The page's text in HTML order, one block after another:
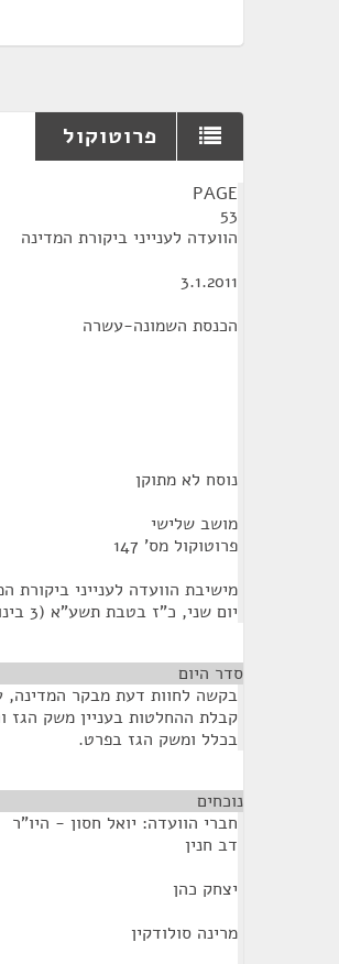
פרוטוקול
PAGE
53
הוועדה לענייני ביקורת המדינה
3.1.2011
הכנסת השמונה-עשרה
נוסח לא מתוקן
מושב שלישי
פרוטוקול מס' 147
מישיבת הוועדה לענייני ביקורת
יום שני, כ"ז בטבת תשע"א (3 בינואר 2011), שעה 11:30
סדר היום
קבלת ההחלטות בעניין משק הגז
בכלל ומשק הגז בפרט.
נוכחים
חברי הוועדה: יואל חסון - היו"ר
דב חנין
יצחק כהן
מרינה סולודקין